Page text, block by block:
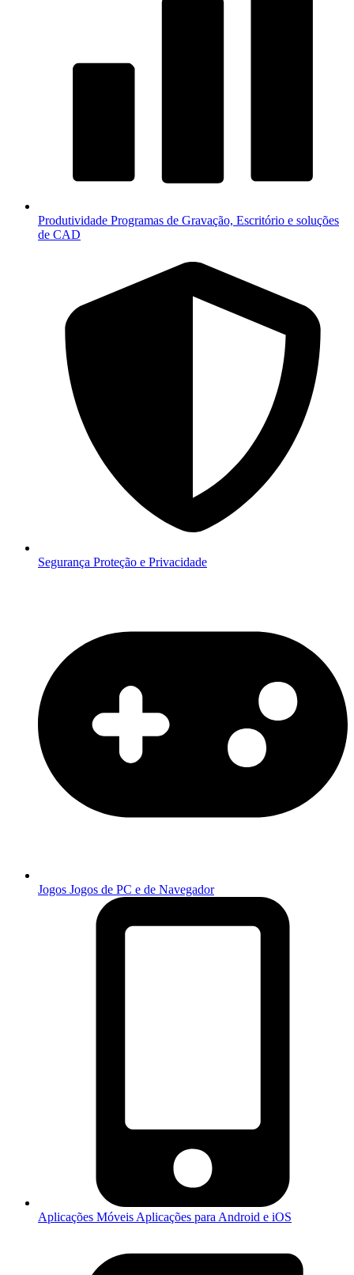
Produtividade Programas de Gravação, Escritório e soluções
de CAD
Segurança Proteção e Privacidade
Jogos Jogos de PC e de Navegador
Aplicações Móveis Aplicações para Android e iOS